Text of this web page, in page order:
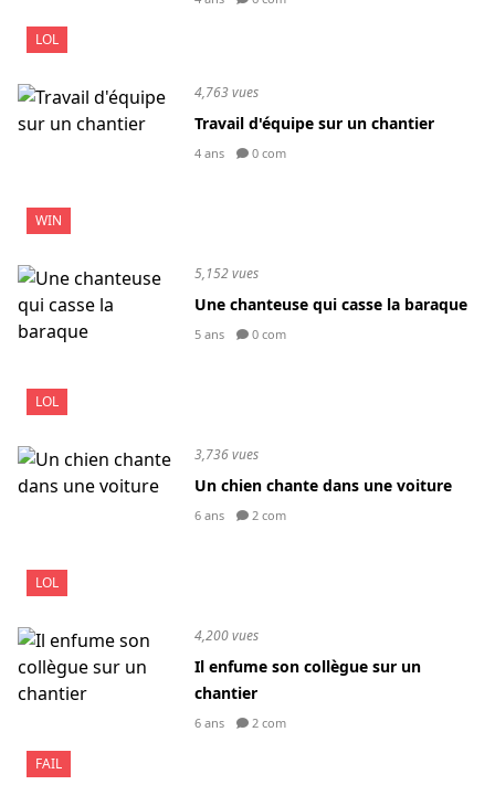
LOL
WIN
4,763 vues
Travail d'équipe sur un chantier
4 ans 0 com
LOL
5,152 vues
Une chanteuse qui casse la baraque
5 ans 0 com
LOL
3,736 vues
Un chien chante dans une voiture
6 ans 2 com
FAIL
4,200 vues
Il enfume son collègue sur un
chantier
6 ans 2 com